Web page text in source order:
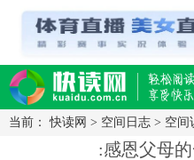
读网-轻松阅读,快乐生活移动版
当前：快读网 > 空间日志 > 空间
:感恩父母